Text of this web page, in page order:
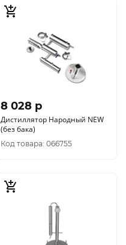
8 028 p
Дистиллятор Народный NEW
(без бака)
Код товара: 066755